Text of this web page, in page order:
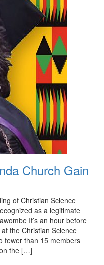
Church Gain
of Christian Science
as a legitimate
It’s an hour before
the Christian Science
fewer than 15 members
the […]